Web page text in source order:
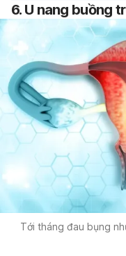
6. U nang buồng
Tới tháng đau bụng